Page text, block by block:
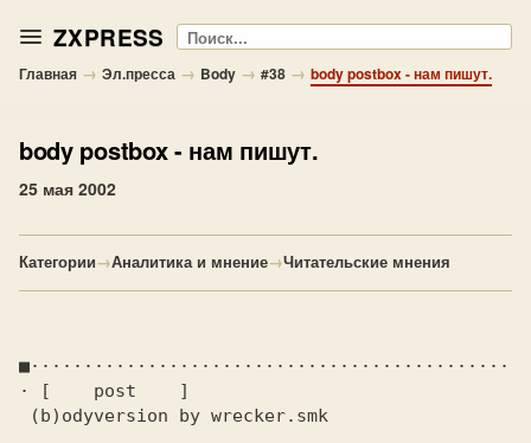
ZXPRESS Поиск
Главная → Эл.пресса → Body → #38 → body postbox - нам пишут.
body postbox- нам пишут.
25 мая 2002
Категории→Аналитика и мнение→Читательские мнения
■·············································
·